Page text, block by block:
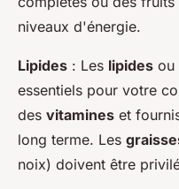
niveaux d'énergie.
Lipides : Les lipides ou
essentiels pour votre
des vitamines et
long terme. Les
noix) doivent être